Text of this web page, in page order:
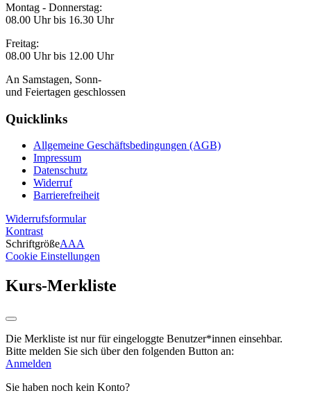
Montag - Donnerstag:
08.00 Uhr bis 16.30 Uhr
Freitag:
08.00 Uhr bis 12.00 Uhr
An Samstagen, Sonn-
und Feiertagen geschlossen
Quicklinks
Allgemeine Geschäftsbedingungen (AGB)
Impressum
Datenschutz
Widerruf
Barrierefreiheit
Widerrufsformular
Kontrast
SchriftgrößeAAA
Cookie Einstellungen
Kurs-Merkliste
Die Merkliste ist nur für eingeloggte Benutzer*innen einsehbar.
Bitte melden Sie sich über den folgenden Button an:
Anmelden
Sie haben noch kein Konto?